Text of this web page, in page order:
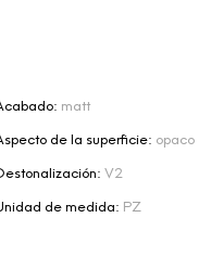
matt
de la superficie: opaco
V2
de medida: PZ